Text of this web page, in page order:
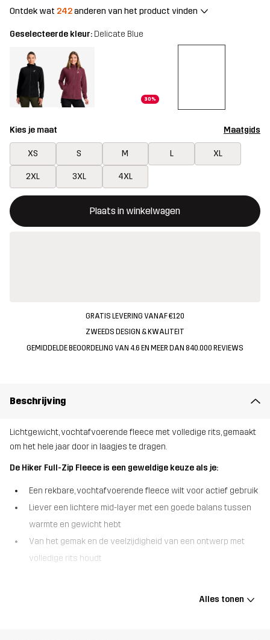
Ontdek wat 242anderen van het product vinden
Geselecteerde kleur: Delicate Blue
30%
Kies je maat Maatgids
XS S M L XL
2XL 3XL 4XL
Plaats in winkelwagen
Deze knop opent een modal met de bevestiging van een
{{size}} niet beschikbaar
GRATIS LEVERING VANAF €120
ZWEEDS DESIGN & KWALITEIT
GEMIDDELDE BEOORDELING VAN 4.6 EN MEER DAN 840.000 REVIEWS
Beschrijving
Lichtgewicht, vochtafvoerende fleece met volledige rits, gemaakt
om het hele jaar door in laagjes te dragen.
De Hiker Full-Zip Fleece is een geweldige keuze als je:
Een rekbare, vochtafvoerende fleece wilt voor actief gebruik
Liever een lichtere mid-layer met een goede balans tussen
warmte en gewicht hebt
Van het gemak en de veelzijdigheid van een ontwerp met
volledige rits houdt
duurzame, vochtafvoerende microfleece die met je meebeweegt.
Alles tonen